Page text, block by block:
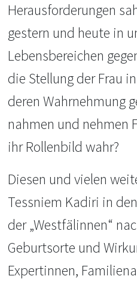
Herausforderungen
gestern und heute in
Lebensbereichen
die Stellung der Frau
deren Wahrnehmung
nahmen und nehmen
ihr Rollenbild wahr?
Diesen und vielen
Tessniem Kadiri in
der „Westfälinnen“
Geburtsorte und
Expertinnen,